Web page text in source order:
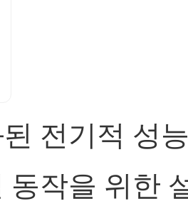
전기적 성
동작을 위한